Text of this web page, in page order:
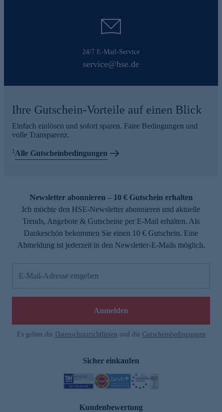
24/7 E-Mail-Service
service@hse.de
Ihre Gutschein-Vorteile auf einen Blick
Einfach einlösen und sofort sparen. Faire Bedingungen und
volle Transparenz.
1Alle Gutscheinbedingungen
Newsletter abonnieren – 10 € Gutschein erhalten
Ich möchte den HSE-Newsletter abonnieren und aktuelle
Trends, Angebote & Gutscheine per E-Mail erhalten. Als
Dankeschön bekommen Sie einen 10 € Gutschein. Eine
Abmeldung ist jederzeit in den Newsletter-E-Mails möglich.
E-Mail-Adresse eingeben
Anmelden
Es gelten die Datenschutzrichtlinien und die Gutscheinbedingungen
Sicher einkaufen
Kundenbewertung